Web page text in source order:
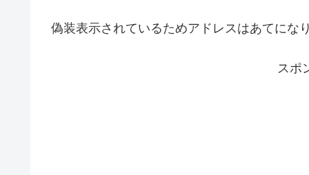
偽装表示されているためアドレスはあてにな
スポ